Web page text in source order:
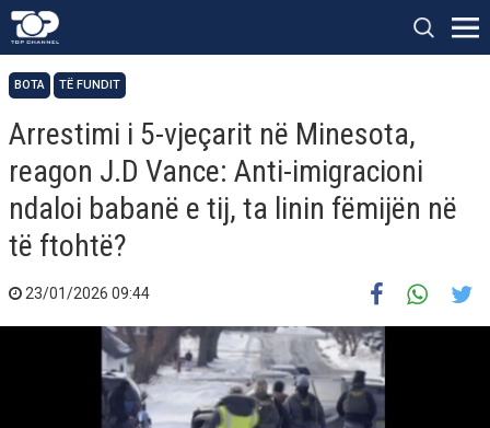
BOTA TË FUNDIT
Arrestimi i 5-vjeçarit në Minesota,
reagon J.D Vance: Anti-imigracioni
ndaloi babanë e tij, ta linin fëmijën në
të ftohtë?
23/01/2026 09:44